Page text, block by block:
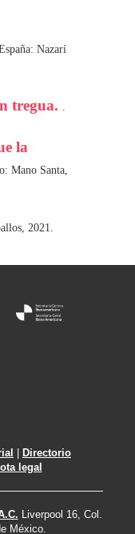
Nazarí
tregua. .
la
Mano Santa,
2021.
| Directorio
legal
Liverpool 16, Col.
México.